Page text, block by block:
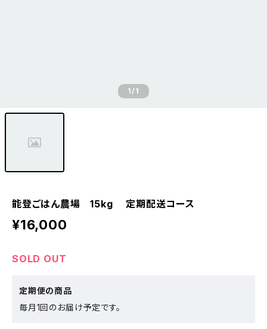
1/1
能登ごはん農場 15kg 定期配送コース
¥16,000
SOLD OUT
定期便の商品
毎月1回のお届け予定です。